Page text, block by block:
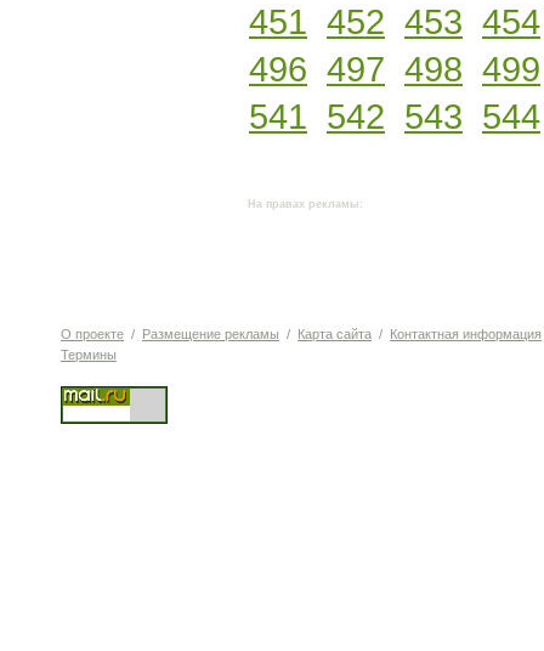
451 452 453 454
496 497 498 499
541 542 543 544
На правах рекламы:
О проекте / Размещение рекламы / Карта сайта / Контактная информация
Термины